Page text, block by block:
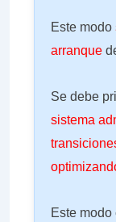
Este modo
arranque
Se debe
sistema
Este